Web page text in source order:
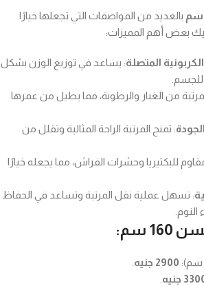
بالعديد من المواصفات التي تجعلها خيارًا
إليك بعض أهم المميزات:
المتصلة: يساعد في توزيع الوزن بشكل
من الغبار والرطوبة، مما يطيل من عمرها
: تمنح المرتبة الراحة المثالية وتقلل من
للبكتيريا وحشرات الفراش، مما يجعله خيارًا
: تسهل عملية نقل المرتبة وتساعد في الحفاظ
النوم.
سم:
2900 جنيه
جنيه